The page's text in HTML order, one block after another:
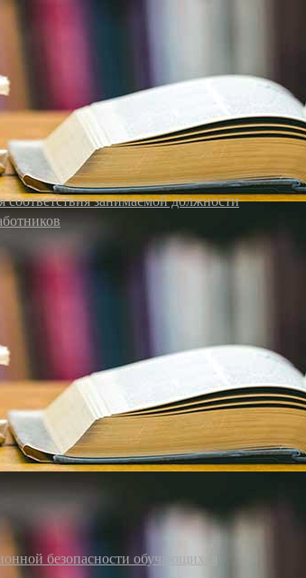
соответствия занимаемой должности
безопасности обучающихся